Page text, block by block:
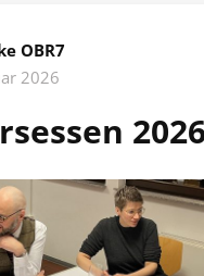
OBR7
2026